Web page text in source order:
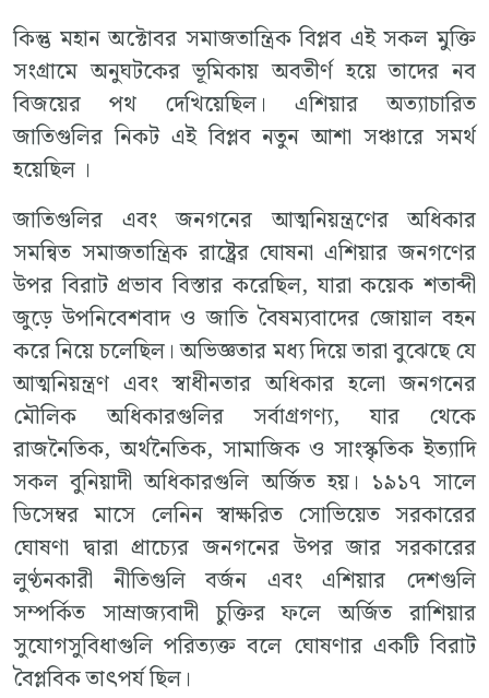
কিন্তু মহান অক্টোবর সমাজতান্ত্রিক বিপ্লব এই সকল মুক্তি
সংগ্রামে অনুঘটকের ভূমিকায় অবতীর্ণ হয়ে তাদের নব
বিজয়ের পথ দেখিয়েছিল। এশিয়ার অত্যাচারিত
জাতিগুলির নিকট এই বিপ্লব নতুন আশা সঞ্চারে সমর্থ
হয়েছিল ।
জাতিগুলির এবং জনগনের আত্মনিয়ন্ত্রণের অধিকার
সমন্বিত সমাজতান্ত্রিক রাষ্ট্রের ঘোষনা এশিয়ার জনগণের
উপর বিরাট প্রভাব বিস্তার করেছিল, যারা কয়েক শতাব্দী
জুড়ে উপনিবেশবাদ ও জাতি বৈষম্যবাদের জোয়াল বহন
করে নিয়ে চলেছিল। অভিজ্ঞতার মধ্য দিয়ে তারা বুঝেছে যে
আত্মনিয়ন্ত্রণ এবং স্বাধীনতার অধিকার হলো জনগনের
মৌলিক অধিকারগুলির সর্বাগ্রগণ্য, যার থেকে
রাজনৈতিক, অর্থনৈতিক, সামাজিক ও সাংস্কৃতিক ইত্যাদি
সকল বুনিয়াদী অধিকারগুলি অর্জিত হয়। ১৯১৭ সালে
ডিসেম্বর মাসে লেনিন স্বাক্ষরিত সোভিয়েত সরকারের
ঘোষণা দ্বারা প্রাচ্যের জনগনের উপর জার সরকারের
লুণ্ঠনকারী নীতিগুলি বর্জন এবং এশিয়ার দেশগুলি
সম্পর্কিত সাম্রাজ্যবাদী চুক্তির ফলে অর্জিত রাশিয়ার
সুযোগসুবিধাগুলি পরিত্যক্ত বলে ঘোষণার একটি বিরাট
বৈপ্লবিক তাৎপর্য ছিল।